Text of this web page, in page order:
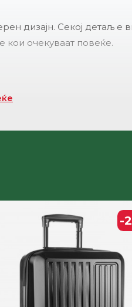
дизајн. Секој детаљ е
очекуваат повеќе.
-